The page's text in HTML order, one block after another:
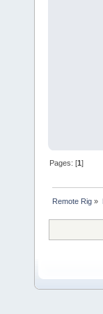
Pages: [1]
Remote Rig »